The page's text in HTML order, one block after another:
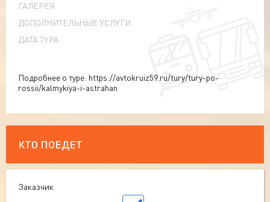
ГАЛЕРЕЯ
ДОПОЛНИТЕЛЬНЫЕ УСЛУГИ
ДАТА ТУРА
Подробнее о туре: https://avtokruiz59.ru/tury/tury-po-
rossii/kalmykiya-i-astrahan
КТО ПОЕДЕТ
Заказчик